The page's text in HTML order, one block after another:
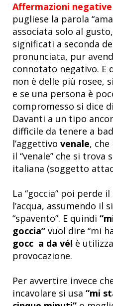
Affermazioni negative
pugliese la parola
associata solo al
significati a seconda
pronunciata, pur
connotato negativo. E
non è delle più rosee,
e se una persona è
compromesso si dice
Davanti a un tipo
difficile da tenere a
l’aggettivo venale, che
il “venale” che si
italiana (soggetto
La “goccia” poi perde
l’acqua, assumendo il
“spavento”. E quindi
goccia” vuol dire “mi
gocc a da vé! è
provocazione.
Per avvertire invece
incavolare si usa “mi